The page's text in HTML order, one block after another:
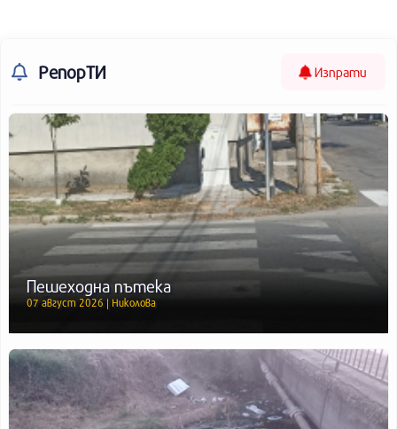
РепорТИ Изпрати
Пешеходна пътека
07 август 2026 | Николова